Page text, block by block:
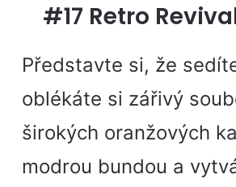
#17 Retro
Představte si, že
oblékáte si zářivý
širokých oranžových
modrou bundou a